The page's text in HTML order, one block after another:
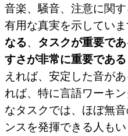
音楽、騒音、注意に関
有用な真実を示していま
なる、 タスクが重要で
すさが非常に重要である
えれば、安定した音が
れば、特に言語ワーキ
なタスクでは、ほぼ無
ンスを発揮できる人もい